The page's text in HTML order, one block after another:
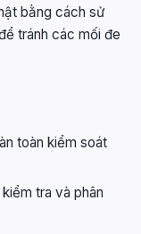
bằng cách sử
tránh các mối đe
toàn kiểm soát
tra và phân